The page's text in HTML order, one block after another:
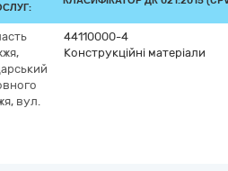
вул.
44110000-4
Конструкційні матеріали